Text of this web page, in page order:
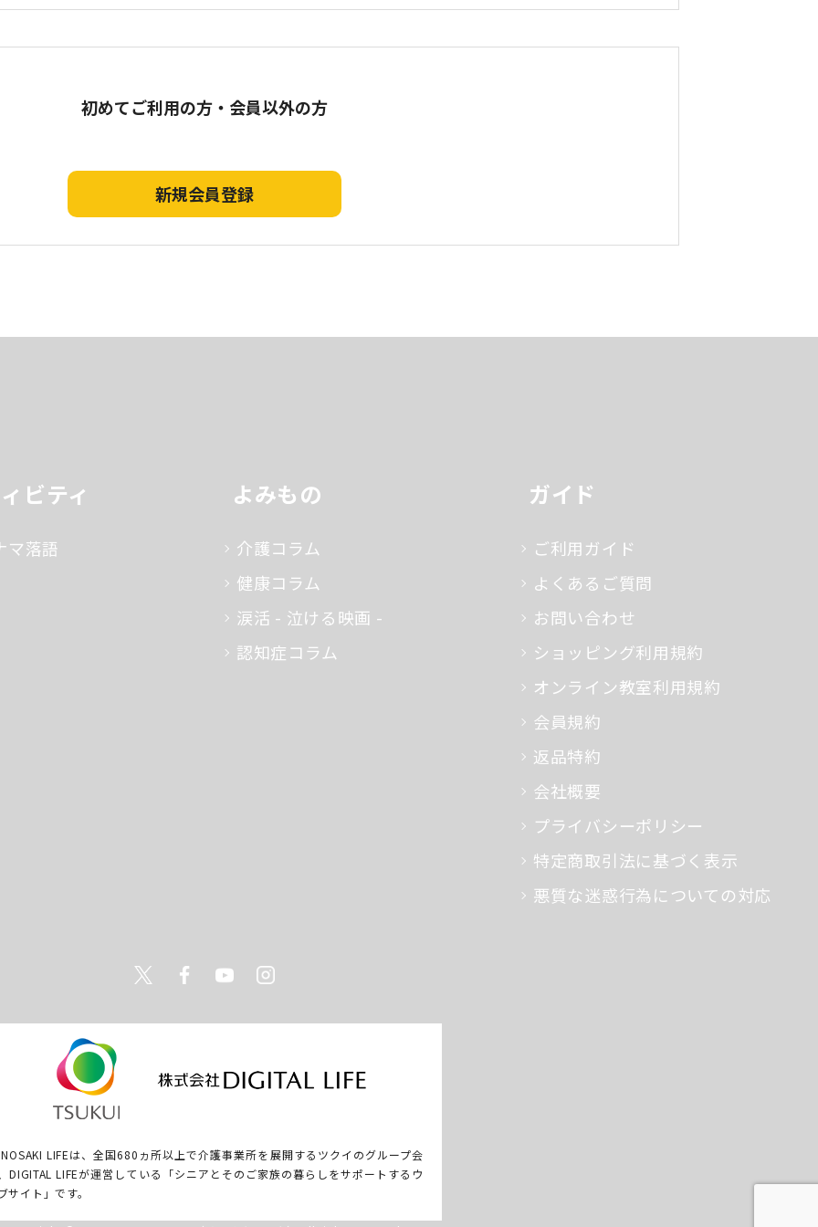
初めてご利用の方・会員以外の方
ビティ
マ落語
よみもの
介護コラム
健康コラム
涙活 - 泣ける映画 -
認知症コラム
ガイド
ご利用ガイド
よくあるご質問
お問い合わせ
ショッピング利用規約
オンライン教室利用規約
会員規約
返品特約
会社概要
プライバシーポリシー
特定商取引法に基づく表示
悪質な迷惑行為についての対応
TwitterFacebookYoutube
LIFEは、全国680ヵ所以上で介護事業所を展開するツクイのグループ会
DIGITAL LIFEが運営している「シニアとそのご家族の暮らしをサポートするウ
サイト」です。